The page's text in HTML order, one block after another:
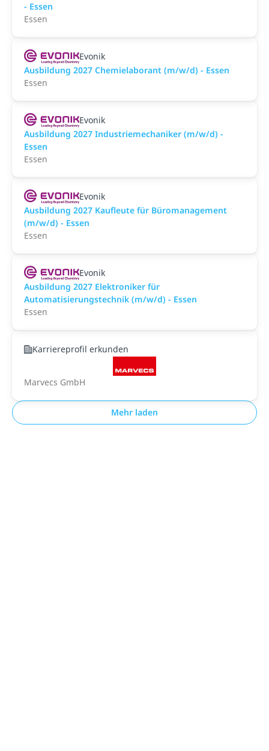
- Essen
Essen
Evonik
Ausbildung 2027 Chemielaborant (m/w/d) - Essen
Essen
Evonik
Ausbildung 2027 Industriemechaniker (m/w/d) -
Essen
Essen
Evonik
Ausbildung 2027 Kaufleute für Büromanagement
(m/w/d) - Essen
Essen
Evonik
Ausbildung 2027 Elektroniker für
Automatisierungstechnik (m/w/d) - Essen
Essen
Karriereprofil erkunden
Marvecs GmbH
Mehr laden